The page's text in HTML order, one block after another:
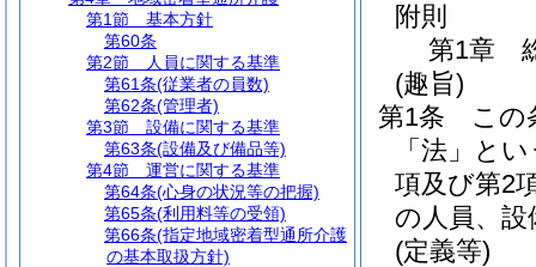
附則
第1章
(趣旨)
第1条
この
「法」と
項及び第2
の人員、
(定義等)
第1節
基本方針
第60条
第2節
人員に関する基準
第61条(従業者の員数)
第62条(管理者)
第3節
設備に関する基準
第63条(設備及び備品等)
第4節
運営に関する基準
第64条(心身の状況等の把握)
第65条(利用料等の受領)
第66条(指定地域密着型通所介護
の基本取扱方針)